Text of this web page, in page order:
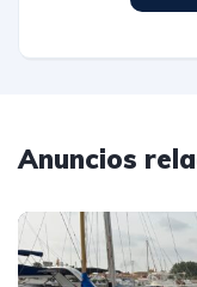
Anuncios